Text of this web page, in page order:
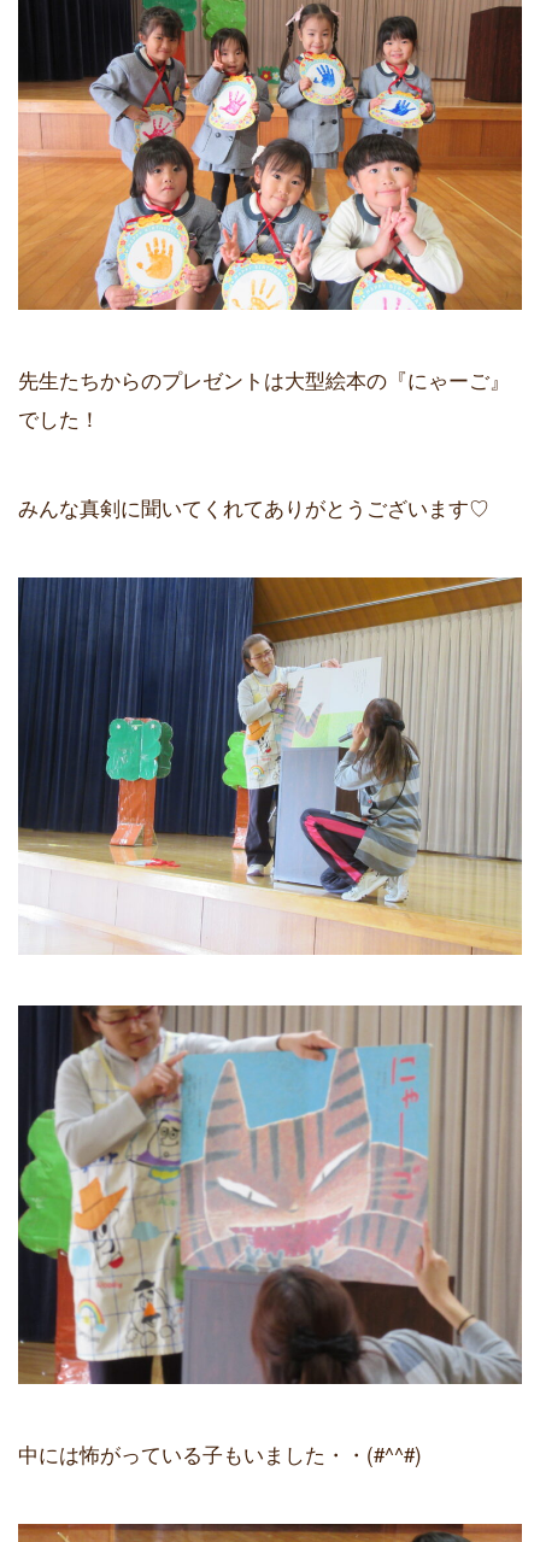
先生たちからのプレゼントは大型絵本の『にゃーご』
でした！
みんな真剣に聞いてくれてありがとうございます♡
中には怖がっている子もいました・・(#^^#)